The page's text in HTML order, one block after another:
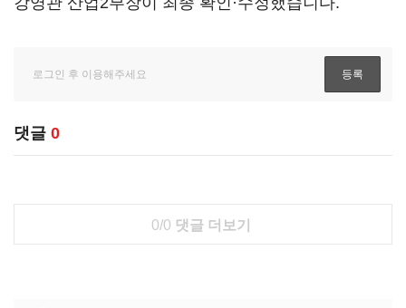
댓글 0
0/0 댓글 더보기